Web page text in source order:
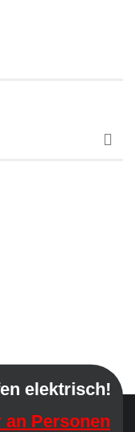
elektrisch!
Personen